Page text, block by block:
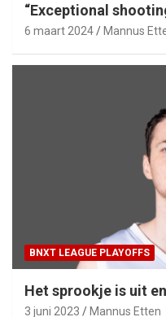
“Exceptional
6 maart 2024 Mannus
BNXT LEAGUE PLAYOFFS
Het sprookje is uit
3 juni 2023 Mannus Etten